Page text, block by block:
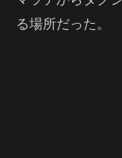
る場所だった。